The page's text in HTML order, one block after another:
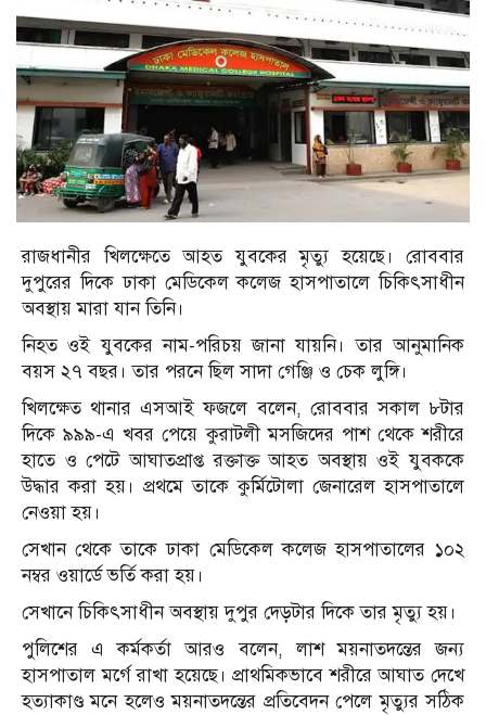
রাজধানীর খিলক্ষেতে আহত যুবকের মৃত্যু হয়েছে। রোববার
দুপুরের দিকে ঢাকা মেডিকেল কলেজ হাসপাতালে চিকিৎসাধীন
অবস্থায় মারা যান তিনি।
নিহত ওই যুবকের নাম-পরিচয় জানা যায়নি। তার আনুমানিক
বয়স ২৭ বছর। তার পরনে ছিল সাদা গেঞ্জি ও চেক লুঙ্গি।
খিলক্ষেত থানার এসআই ফজলে বলেন, রোববার সকাল ৮টার
দিকে ৯৯৯-এ খবর পেয়ে কুরাটলী মসজিদের পাশ থেকে শরীরে
হাতে ও পেটে আঘাতপ্রাপ্ত রক্তাক্ত আহত অবস্থায় ওই যুবককে
উদ্ধার করা হয়। প্রথমে তাকে কুর্মিটোলা জেনারেল হাসপাতালে
নেওয়া হয়।
সেখান থেকে তাকে ঢাকা মেডিকেল কলেজ হাসপাতালের ১০২
নম্বর ওয়ার্ডে ভর্তি করা হয়।
সেখানে চিকিৎসাধীন অবস্থায় দুপুর দেড়টার দিকে তার মৃত্যু হয়।
পুলিশের এ কর্মকর্তা আরও বলেন, লাশ ময়নাতদন্তের জন্য
হাসপাতাল মর্গে রাখা হয়েছে। প্রাথমিকভাবে শরীরে আঘাত দেখে
হত্যাকাণ্ড মনে হলেও ময়নাতদন্তের প্রতিবেদন পেলে মৃত্যুর সঠিক